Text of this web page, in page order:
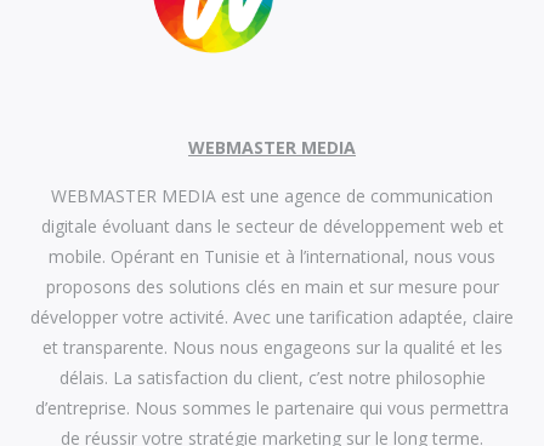
WEBMASTER MEDIA
WEBMASTER MEDIA est une agence de communication
digitale évoluant dans le secteur de développement web et
mobile. Opérant en Tunisie et à l’international, nous vous
proposons des solutions clés en main et sur mesure pour
développer votre activité. Avec une tarification adaptée, claire
et transparente. Nous nous engageons sur la qualité et les
délais. La satisfaction du client, c’est notre philosophie
d’entreprise. Nous sommes le partenaire qui vous permettra
de réussir votre stratégie marketing sur le long terme.